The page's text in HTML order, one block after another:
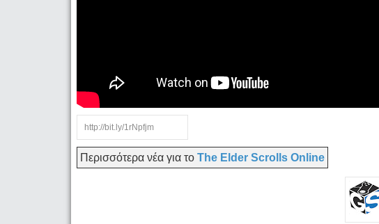
Περισσότερα νέα για το The Elder Scrolls Online